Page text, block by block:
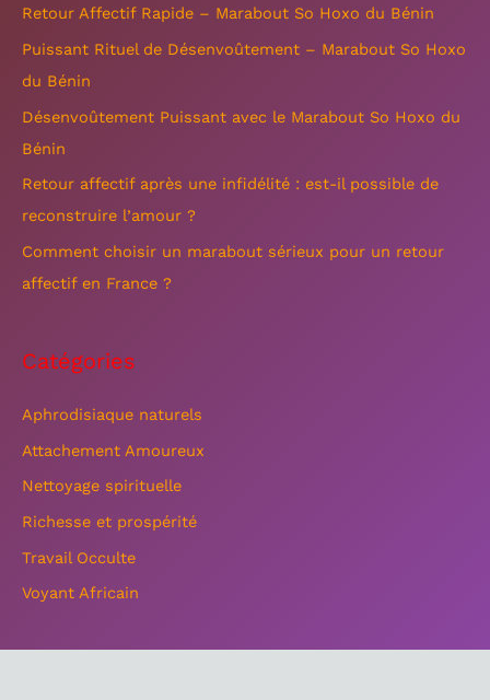
:
Retour Affectif Rapide – Marabout So Hoxo du Bénin
Puissant Rituel de Désenvoûtement – Marabout So Hoxo
du Bénin
Désenvoûtement Puissant avec le Marabout So Hoxo du
Bénin
Retour affectif après une infidélité : est-il possible de
reconstruire l’amour ?
Comment choisir un marabout sérieux pour un retour
affectif en France ?
Catégories
Aphrodisiaque naturels
Attachement Amoureux
Nettoyage spirituelle
Richesse et prospérité
Travail Occulte
Voyant Africain